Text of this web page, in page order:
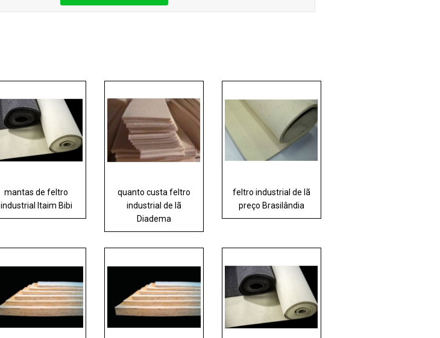
mantas de feltro
industrial Itaim Bibi
quanto custa feltro
industrial de lã
Diadema
feltro industrial de lã
preço Brasilândia